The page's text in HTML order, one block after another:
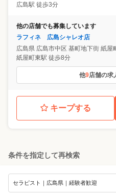
広島駅 徒歩3分
他の店舗でも募集しています
ラフィネ 広島シャレオ店
広島県 広島市中区 基町地下街 紙屋
紙屋町東駅 徒歩8分
他9店舗の求
キープする
条件を指定して再検索
セラピスト｜広島県｜経験者歓迎